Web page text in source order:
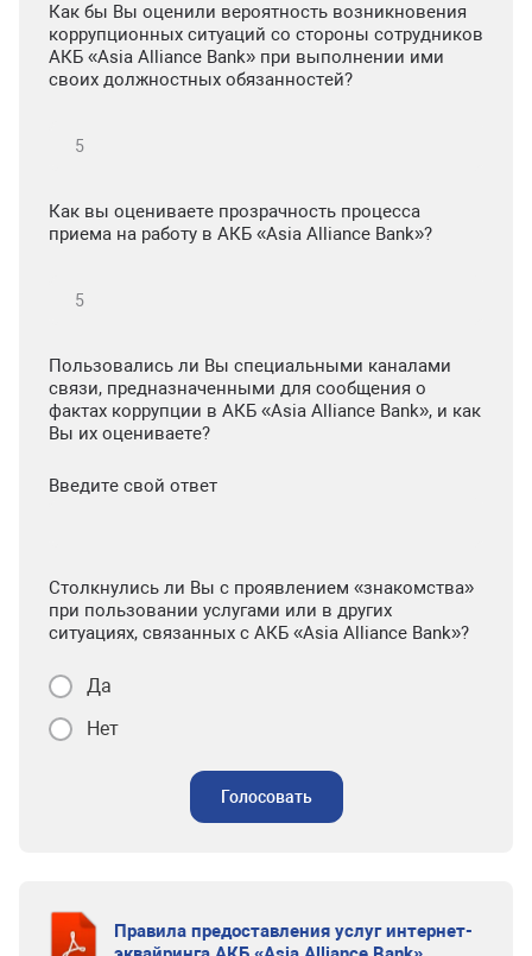
Как бы Вы оценили вероятность возникновения
коррупционных ситуаций со стороны сотрудников
АКБ «Asia Alliance Bank» при выполнении ими
своих должностных обязанностей?
Как вы оцениваете прозрачность процесса
приема на работу в АКБ «Asia Alliance Bank»?
Пользовались ли Вы специальными каналами
связи, предназначенными для сообщения о
фактах коррупции в АКБ «Asia Alliance Bank», и как
Вы их оцениваете?
Введите свой ответ
Столкнулись ли Вы с проявлением «знакомства»
при пользовании услугами или в других
ситуациях, связанных с АКБ «Asia Alliance Bank»?
Да
Нет
Голосовать
Правила предоставления услуг интернет-